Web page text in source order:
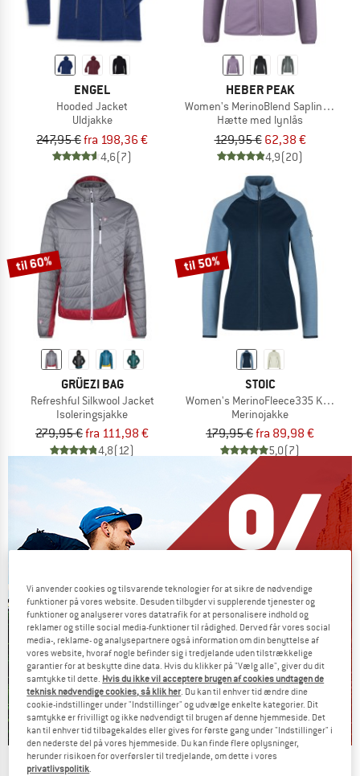
ENGEL
Hooded Jacket
Uldjakke
247,95 €fra 198,36 €
4,6(7)
HEBER PEAK
Women's MerinoBlend SaplingHe. II
Hætte med lynlås
129,95 € 62,38 €
4,9(20)
til 60%
GRÜEZI BAG
Refreshful Silkwool Jacket
Isoleringsjakke
279,95 €fra 111,98 €
4,8(12)
til 50%
STOIC
Women's MerinoFleece335
Merinojakke
179,95 €fra 89,98 €
5,0(7)
Our summer sale enters its next
Vi anvender cookies og tilsvarende teknologier for at sikre de nødvendige
funktioner på vores website. Desuden tilbyder vi supplerende tjenester og
funktioner og analyserer vores datatrafik for at personalisere indhold og
reklamer og stille social media-funktioner til rådighed. Derved får vores social
media-, reklame- og analysepartnere også information om din benyttelse af
vores website, hvoraf nogle befinder sig i tredjelande uden tilstrækkelige
garantier for at beskytte dine data. Hvis du klikker på "Vælg alle", giver du dit
samtykke til dette. Hvis du ikke vil acceptere brugen af cookies undtagen de
teknisk nødvendige cookies, så klik her. Du kan til enhver tid ændre dine
cookie-indstillinger under "Indstillinger" og udvælge enkelte kategorier. Dit
samtykke er frivilligt og ikke nødvendigt til brugen af denne hjemmeside. Det
kan til enhver tid tilbagekaldes eller gives for første gang under "Indstillinger" i
den nederste del på vores hjemmeside. Du kan finde flere oplysninger,
herunder risikoen for overførsler til tredjelande, om dette i vores
privatlivspolitik.